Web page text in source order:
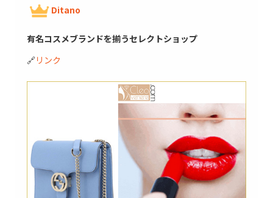
Ditano
有名コスメブランドを揃うセレクトショップ
🔗リンク